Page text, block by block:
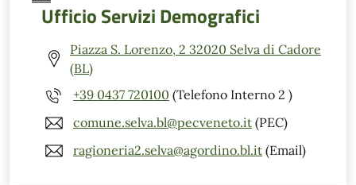
Ufficio Servizi Demografici
Piazza S. Lorenzo, 2 32020 Selva di Cadore
(BL)
+39 0437 720100 (Telefono Interno 2 )
comune.selva.bl@pecveneto.it (PEC)
ragioneria2.selva@agordino.bl.it (Email)